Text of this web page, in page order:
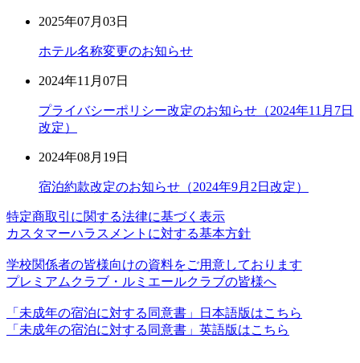
2025年07月03日
ホテル名称変更のお知らせ
2024年11月07日
プライバシーポリシー改定のお知らせ（2024年11月7日
改定）
2024年08月19日
宿泊約款改定のお知らせ（2024年9月2日改定）
特定商取引に関する法律に基づく表示
カスタマーハラスメントに対する基本方針
学校関係者の皆様向けの資料をご用意しております
プレミアムクラブ・ルミエールクラブの皆様へ
「未成年の宿泊に対する同意書」日本語版はこちら
「未成年の宿泊に対する同意書」英語版はこちら